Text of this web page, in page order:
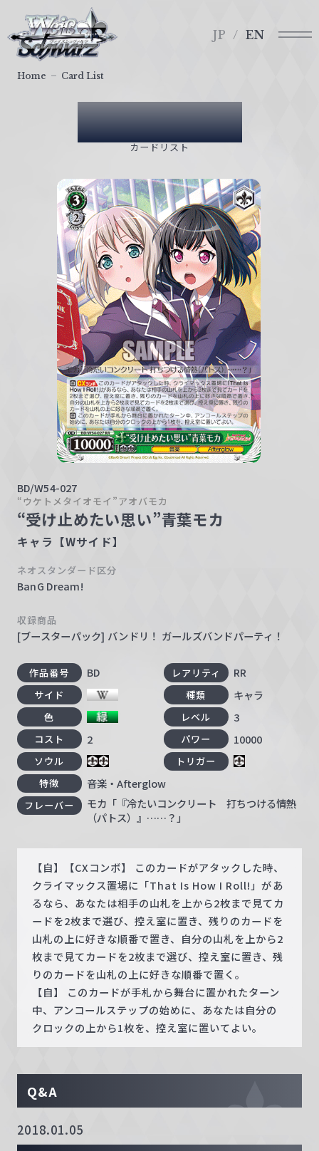
ァ
イ
JP EN
Card List
カードリスト
Home Card List
BD/W54-027
“ウケトメタイオモイ”アオバモカ
“受け止めたい思い”青葉モカ
キャラ【Wサイド】
ネオスタンダード区分
BanG Dream!
収録商品
[ブースターパック] バンドリ！ ガールズバンドパーティ！
作品番号 BD レアリティ RR
サイド 種類 キャラ
色 レベル 3
コスト 2 パワー 10000
ソウル
トリガー
特徴
音楽・Afterglow
フレーバー
モカ「『冷たいコンクリート 打ちつける情熱
（パトス）』……？」
【自】【CXコンボ】 このカードがアタックした時、
クライマックス置場に「That Is How I Roll!」があ
るなら、あなたは相手の山札を上から2枚まで見てカ
ードを2枚まで選び、控え室に置き、残りのカードを
山札の上に好きな順番で置き、自分の山札を上から2
枚まで見てカードを2枚まで選び、控え室に置き、残
りのカードを山札の上に好きな順番で置く。
【自】 このカードが手札から舞台に置かれたターン
中、アンコールステップの始めに、あなたは自分の
クロックの上から1枚を、控え室に置いてよい。
Q&A
2018.01.05